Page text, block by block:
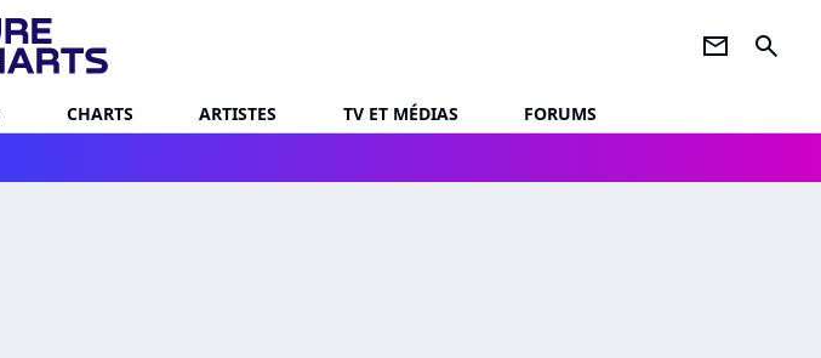
newsletter search
CHARTS ARTISTES TV ET MÉDIAS
FORUMS